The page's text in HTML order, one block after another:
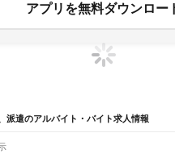
アプリを無料ダウンロー
派遣のアルバイト・バイト求人情報